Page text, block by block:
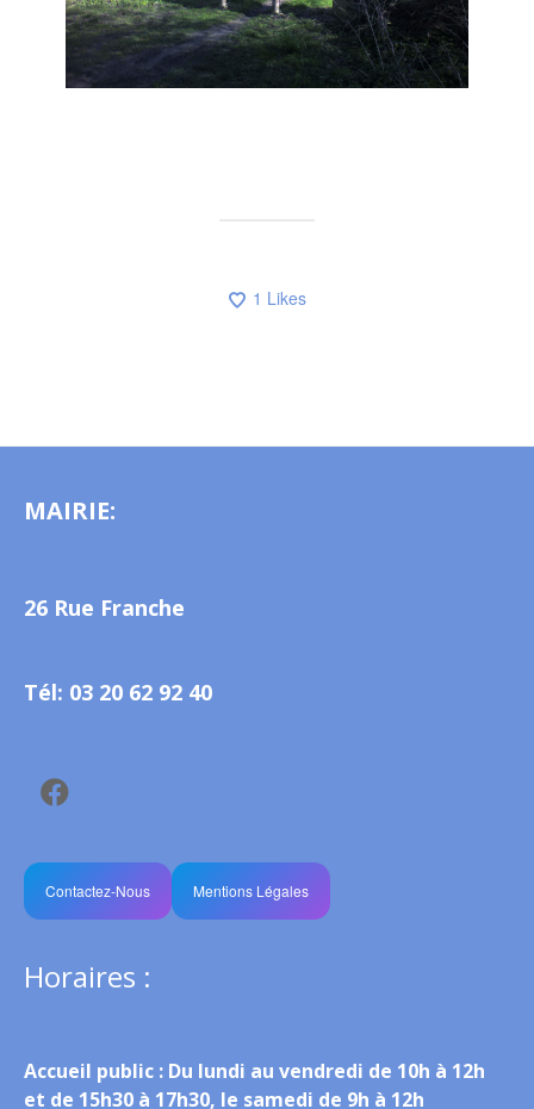
1 Likes
MAIRIE:
26 Rue Franche
Tél: 03 20 62 92 40
Contactez-Nous Mentions Légales
Horaires :
Accueil public : Du lundi au vendredi de 10h à 12h
et de 15h30 à 17h30, le samedi de 9h à 12h